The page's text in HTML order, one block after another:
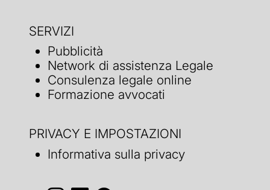
SERVIZI
Pubblicità
Network di assistenza Legale
Consulenza legale online
Formazione avvocati
PRIVACY E IMPOSTAZIONI
Informativa sulla privacy